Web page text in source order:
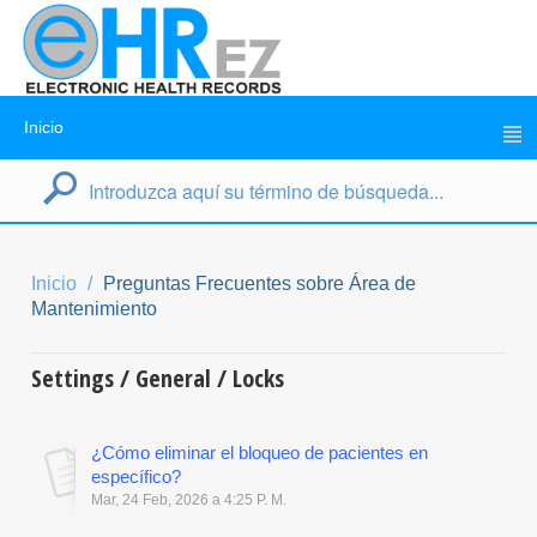
Inicio
Inicio
Preguntas Frecuentes sobre Área de
Mantenimiento
Settings / General / Locks
¿Cómo eliminar el bloqueo de pacientes en
específico?
Mar, 24 Feb, 2026 a 4:25 P. M.